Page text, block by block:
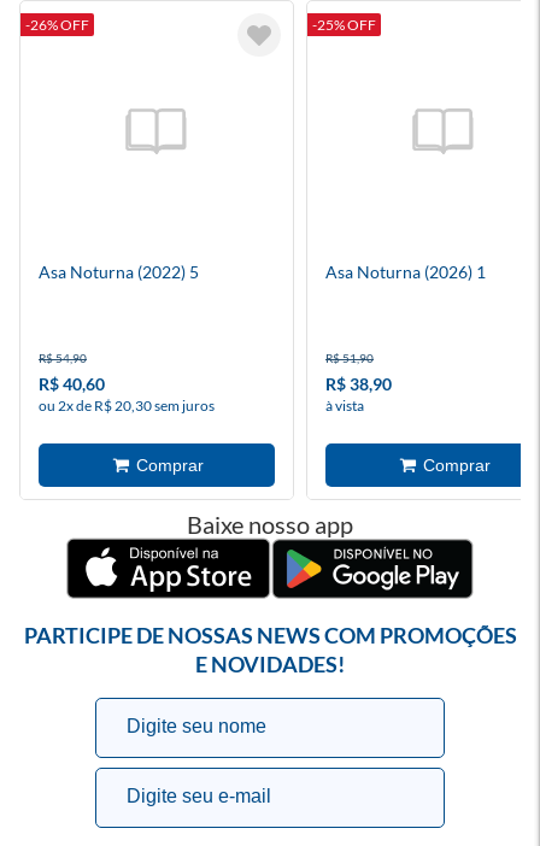
-26% OFF
Asa Noturna (2022) 5
R$ 54,90
R$ 40,60
ou 2x de R$ 20,30 sem juros
-25% OFF
Asa Noturna (2026) 1
R$ 51,90
R$ 38,90
à vista
Baixe nosso app
PARTICIPE DE NOSSAS NEWS COM PROMOÇÕES
E NOVIDADES!